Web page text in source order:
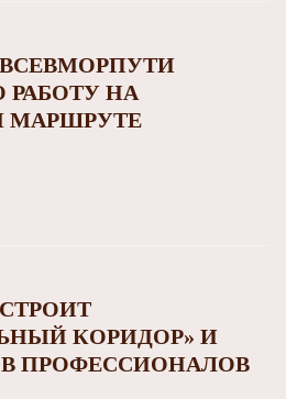
НА
МАРШРУТЕ
КОРИДОР» И
ПРОФЕССИОНАЛОВ